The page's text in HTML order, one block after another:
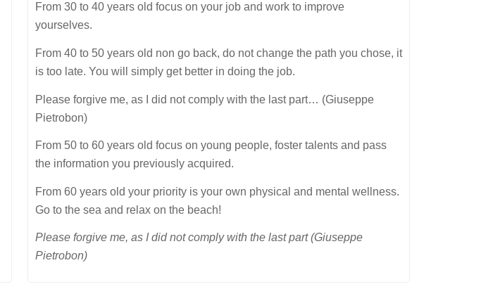
From 30 to 40 years old focus on your job and work to improve
yourselves.
From 40 to 50 years old non go back, do not change the path you chose, it
is too late. You will simply get better in doing the job.
Please forgive me, as I did not comply with the last part… (Giuseppe
Pietrobon)
From 50 to 60 years old focus on young people, foster talents and pass
the information you previously acquired.
From 60 years old your priority is your own physical and mental wellness.
Go to the sea and relax on the beach!
Please forgive me, as I did not comply with the last part (Giuseppe
Pietrobon)